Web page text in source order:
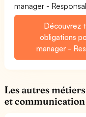
manager -
Découvrez
obligations
manager -
Les autres
et communication